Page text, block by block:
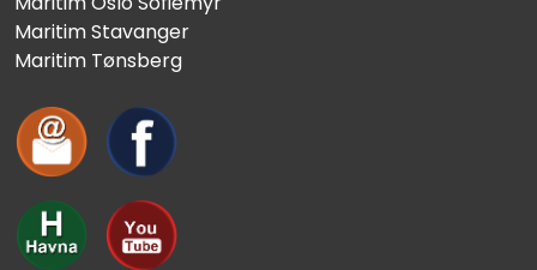
Maritim Stavanger
Maritim Tønsberg